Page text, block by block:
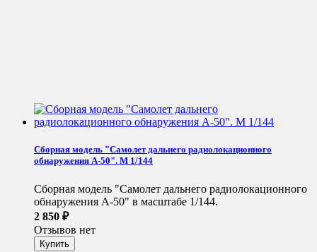
Сборная модель "Самолет дальнего радиолокационного
обнаружения А-50". М 1/144
Сборная модель "Самолет дальнего радиолокационного
обнаружения А-50" в масштабе 1/144.
2 850 ₽
Отзывов нет